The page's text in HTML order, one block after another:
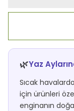
🌿Yaz
Sıcak
için ürünleri
enginanın